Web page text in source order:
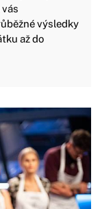
výsledky
až do